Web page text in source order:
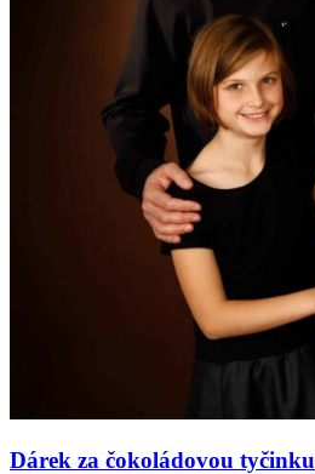
Dárek za čokoládovou tyčinku